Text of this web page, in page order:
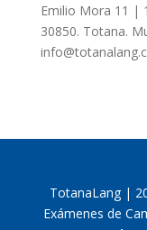
Emilio Mora 11 |
30850. Totana.
TotanaLang |
Exámenes de